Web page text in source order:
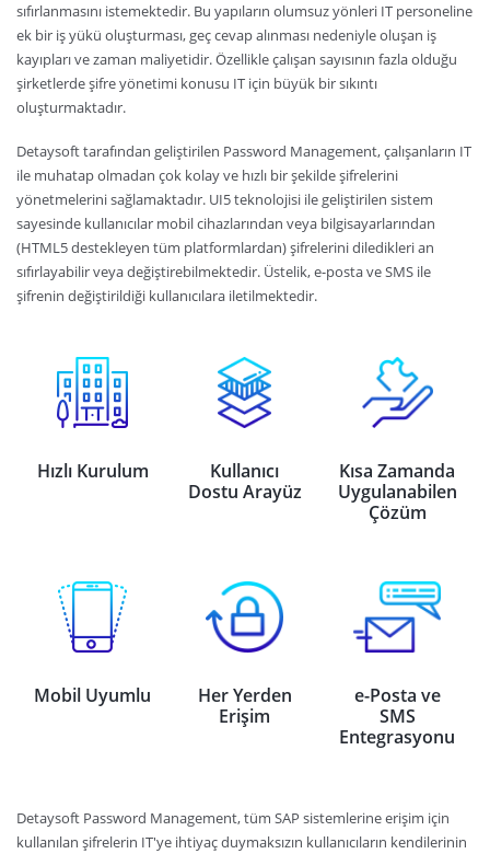
sıfırlanmasını istemektedir. Bu yapıların olumsuz yönleri IT personeline
ek bir iş yükü oluşturması, geç cevap alınması nedeniyle oluşan iş
kayıpları ve zaman maliyetidir. Özellikle çalışan sayısının fazla olduğu
şirketlerde şifre yönetimi konusu IT için büyük bir sıkıntı
oluşturmaktadır.
Detaysoft tarafından geliştirilen Password Management, çalışanların IT
ile muhatap olmadan çok kolay ve hızlı bir şekilde şifrelerini
yönetmelerini sağlamaktadır. UI5 teknolojisi ile geliştirilen sistem
sayesinde kullanıcılar mobil cihazlarından veya bilgisayarlarından
(HTML5 destekleyen tüm platformlardan) şifrelerini diledikleri an
sıfırlayabilir veya değiştirebilmektedir. Üstelik, e-posta ve SMS ile
şifrenin değiştirildiği kullanıcılara iletilmektedir.
Hızlı Kurulum
Kullanıcı
Dostu Arayüz
Kısa Zamanda
Uygulanabilen
Çözüm
Mobil Uyumlu
Her Yerden
Erişim
e-Posta ve
SMS
Entegrasyonu
Detaysoft Password Management, tüm SAP sistemlerine erişim için
kullanılan şifrelerin IT'ye ihtiyaç duymaksızın kullanıcıların kendilerinin